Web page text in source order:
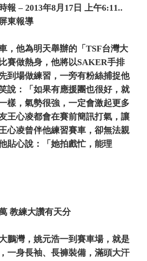
報 – 2013年8月17日 上午6:11..
東報導
，他為明天舉辦的「TSF台灣大
賽做熱身，他將以SAKER手排
到場做練習，一旁有粉絲捕捉他
說：「如果有應援團也很好，就
樣，氣勢很強，一定會激起更多
王心凌都會在賽前簡訊打氣，讓
心凌曾伴他練習賽車，卻無法親
貼心說：「她拍戲忙，能理
教練大讚有天分
鵬灣，姚元浩一到賽車場，就是
一身長袖、長褲裝備，滿頭大汗